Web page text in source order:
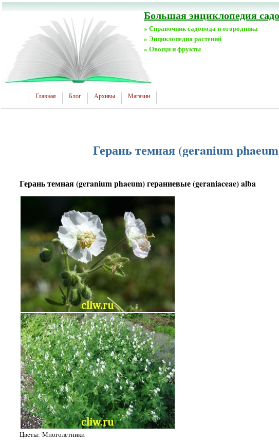
Большая энциклопедия
» Справочник садовода и огородника
» Энциклопедия растений
» Овощи и фрукты
Главная Блог Архивы Магазин
Герань темная (geranium
Герань темная (geranium phaeum) гераниевые (geraniaceae) alba
Цветы: Многолетники